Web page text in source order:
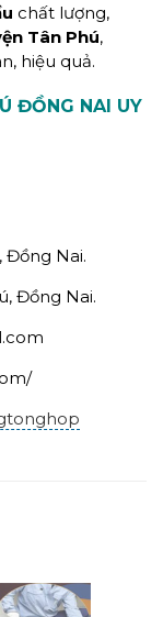
chất lượng,
Tân Phú,
hiệu quả.
ĐỒNG NAI UY
Đồng Nai.
Đồng Nai.